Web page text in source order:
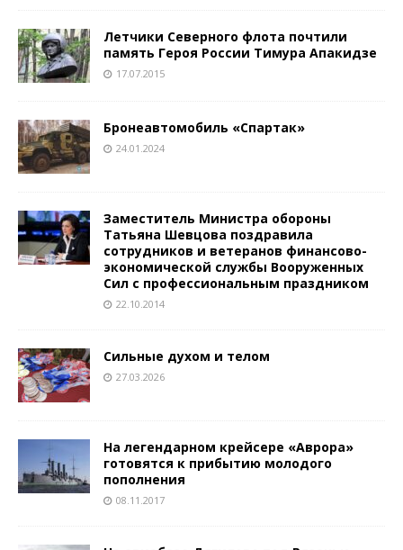
Летчики Северного флота почтили
память Героя России Тимура Апакидзе
17.07.2015
Бронеавтомобиль «Спартак»
24.01.2024
Заместитель Министра обороны
Татьяна Шевцова поздравила
сотрудников и ветеранов финансово-
экономической службы Вооруженных
Сил с профессиональным праздником
22.10.2014
Сильные духом и телом
27.03.2026
На легендарном крейсере «Аврора»
готовятся к прибытию молодого
пополнения
08.11.2017